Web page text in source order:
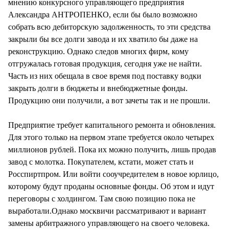
мнению конкурсного управляющего предприятия
Александра АНТРОПЕНКО, если бы было возможно
собрать всю дебиторскую задолженность, то эти средства
закрыли бы все долги завода и их хватило бы даже на
реконструкцию. Однако следов многих фирм, кому
отгружалась готовая продукция, сегодня уже не найти.
Часть из них обещала в свое время под поставку водки
закрыть долги в бюджеты и внебюджетные фонды.
Продукцию они получили, а вот зачеты так и не прошли.
Предприятие требует капитального ремонта и обновления.
Для этого только на первом этапе требуется около четырех
миллионов рублей. Пока их можно получить, лишь продав
завод с молотка. Покупателем, кстати, может стать и
Росспиртпром. Или войти сооучредителем в новое юрлицо,
которому будут проданы основные фонды. Об этом и идут
переговоры с холдингом. Там свою позицию пока не
выработали.Однако москвичи рассматривают и вариант
замены арбитражного управляющего на своего человека.